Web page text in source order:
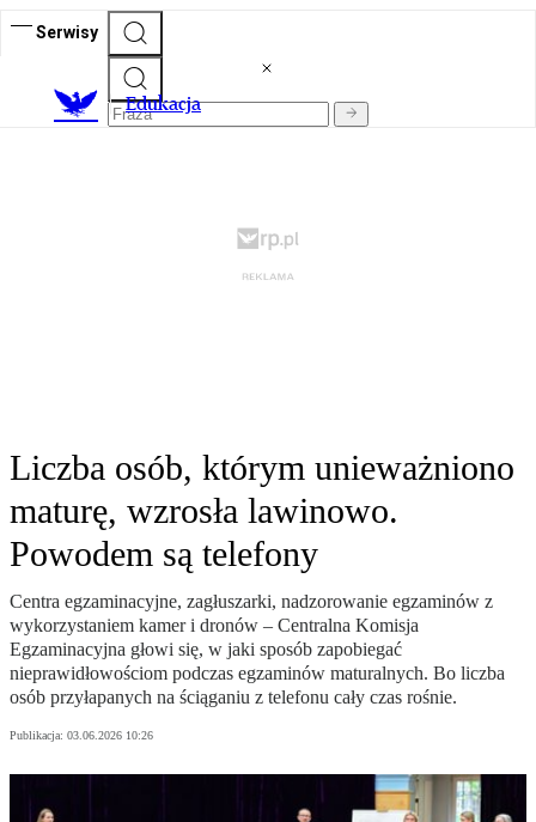
Serwisy
Edukacja
Liczba osób, którym unieważniono
maturę, wzrosła lawinowo.
Powodem są telefony
Centra egzaminacyjne, zagłuszarki, nadzorowanie egzaminów z
wykorzystaniem kamer i dronów – Centralna Komisja
Egzaminacyjna głowi się, w jaki sposób zapobiegać
nieprawidłowościom podczas egzaminów maturalnych. Bo liczba
osób przyłapanych na ściąganiu z telefonu cały czas rośnie.
Publikacja: 03.06.2026 10:26